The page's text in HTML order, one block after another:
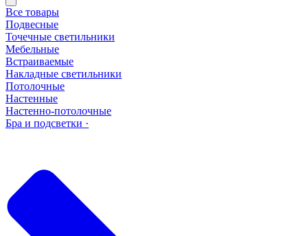
Все товары
Подвесные
Точечные светильники
Мебельные
Встраиваемые
Накладные светильники
Потолочные
Настенные
Настенно-потолочные
Бра и подсветки ·